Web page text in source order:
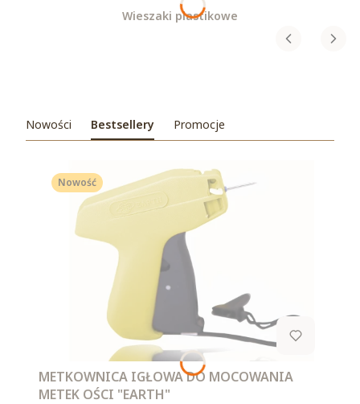
Wieszaki plastikowe
Nowości Bestsellery Promocje
Nowość
METKOWNICA IGŁOWA DO MOCOWANIA
METEK OŚCI "EARTH"